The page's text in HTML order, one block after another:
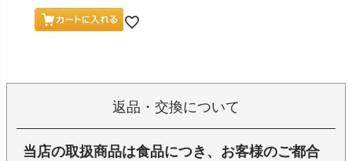
返品・交換について
当店の取扱商品は食品につき、お客様のご都合